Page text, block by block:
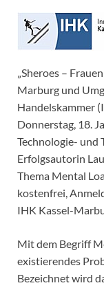
„Sheroes –
Marburg und
Handelskammer
Donnerstag, 18.
Technologie- und
Erfolgsautorin
Thema Mental
kostenfrei,
IHK Kassel-
Mit dem Begriff
existierendes
Bezeichnet wird